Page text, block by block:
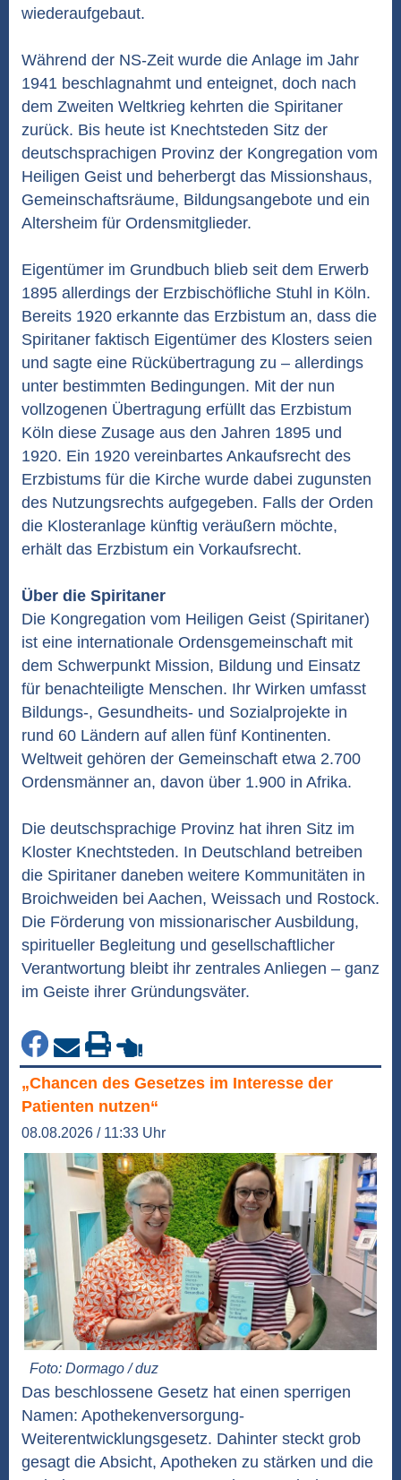
wiederaufgebaut.
Während der NS-Zeit wurde die Anlage im Jahr
1941 beschlagnahmt und enteignet, doch nach
dem Zweiten Weltkrieg kehrten die Spiritaner
zurück. Bis heute ist Knechtsteden Sitz der
deutschsprachigen Provinz der Kongregation vom
Heiligen Geist und beherbergt das Missionshaus,
Gemeinschaftsräume, Bildungsangebote und ein
Altersheim für Ordensmitglieder.
Eigentümer im Grundbuch blieb seit dem Erwerb
1895 allerdings der Erzbischöfliche Stuhl in Köln.
Bereits 1920 erkannte das Erzbistum an, dass die
Spiritaner faktisch Eigentümer des Klosters seien
und sagte eine Rückübertragung zu – allerdings
unter bestimmten Bedingungen. Mit der nun
vollzogenen Übertragung erfüllt das Erzbistum
Köln diese Zusage aus den Jahren 1895 und
1920. Ein 1920 vereinbartes Ankaufsrecht des
Erzbistums für die Kirche wurde dabei zugunsten
des Nutzungsrechts aufgegeben. Falls der Orden
die Klosteranlage künftig veräußern möchte,
erhält das Erzbistum ein Vorkaufsrecht.
Über die Spiritaner
Die Kongregation vom Heiligen Geist (Spiritaner)
ist eine internationale Ordensgemeinschaft mit
dem Schwerpunkt Mission, Bildung und Einsatz
für benachteiligte Menschen. Ihr Wirken umfasst
Bildungs-, Gesundheits- und Sozialprojekte in
rund 60 Ländern auf allen fünf Kontinenten.
Weltweit gehören der Gemeinschaft etwa 2.700
Ordensmänner an, davon über 1.900 in Afrika.
Die deutschsprachige Provinz hat ihren Sitz im
Kloster Knechtsteden. In Deutschland betreiben
die Spiritaner daneben weitere Kommunitäten in
Broichweiden bei Aachen, Weissach und Rostock.
Die Förderung von missionarischer Ausbildung,
spiritueller Begleitung und gesellschaftlicher
Verantwortung bleibt ihr zentrales Anliegen – ganz
im Geiste ihrer Gründungsväter.
„Chancen des Gesetzes im Interesse der
Patienten nutzen“
08.08.2026 / 11:33 Uhr
Foto: Dormago / duz
Das beschlossene Gesetz hat einen sperrigen
Namen: Apothekenversorgung-
Weiterentwicklungsgesetz. Dahinter steckt grob
gesagt die Absicht, Apotheken zu stärken und die